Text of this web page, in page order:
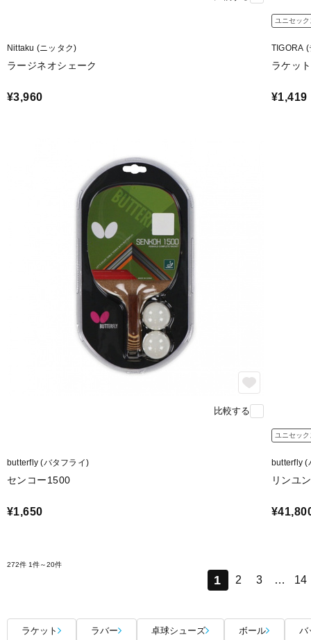
Nittaku (ニッタク)
ラージネオシェーク
¥3,960
ユニセック
TIGORA
ラケッ
¥1,419
比較する
butterfly (バタフライ)
センコー1500
¥1,650
ユニセック
butterfly (
リンユ
272件 1件～20件
1 2 3 … 14
ラケット ラバー 卓球シューズ ボール バ